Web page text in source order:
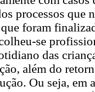
processos que
foram
se
das
além do
Ou seja, em